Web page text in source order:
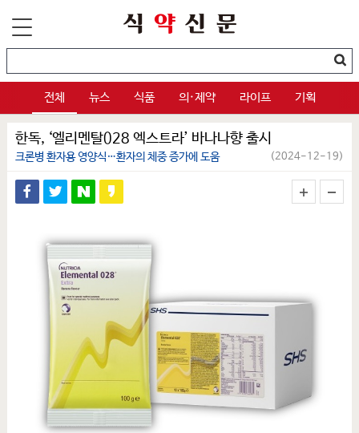
전체 뉴스 식품 의·제약 라이프 기획
한독, ‘엘리멘탈028 엑스트라’ 바나나향 출시
크론병 환자용 영양식…환자의 체중 증가에 도움 (2024-12-19)